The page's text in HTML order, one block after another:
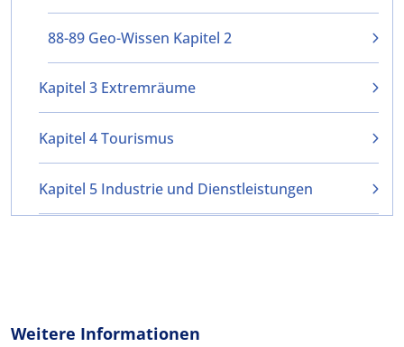
88-89 Geo-Wissen Kapitel 2
Kapitel 3 Extremräume
Kapitel 4 Tourismus
Kapitel 5 Industrie und Dienstleistungen
Weitere Informationen